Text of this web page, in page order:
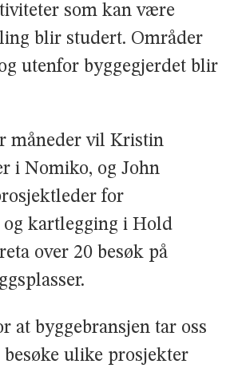
som kan være
blir studert. Områder
utenfor byggegjerdet blir
måneder vil Kristin
i Nomiko, og John
for
kartlegging i Hold
over 20 besøk på
at byggebransjen tar oss
ulike prosjekter